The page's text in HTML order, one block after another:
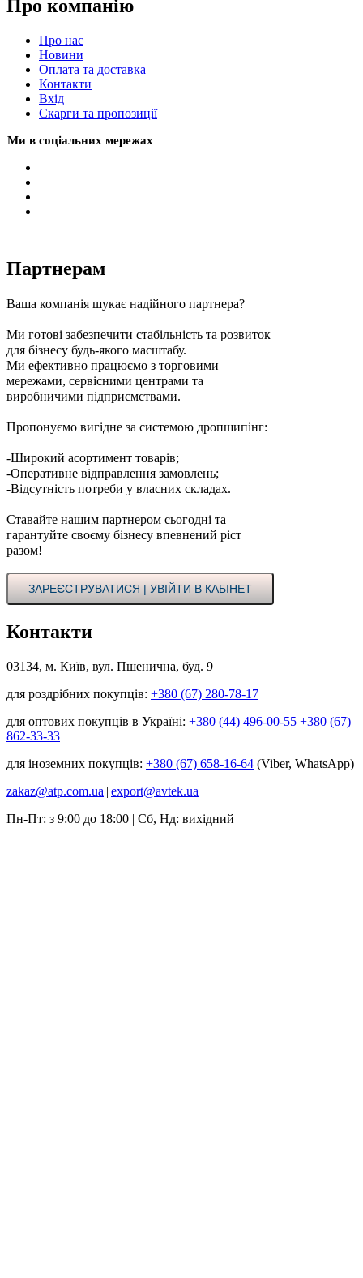
Про компанію
Про нас
Новини
Оплата та доставка
Контакти
Вхiд
Скарги та пропозиції
Ми в соціальних мережах
Партнерам
Ваша компанія шукає надійного партнера?
Ми готові забезпечити стабільність та розвиток
для бізнесу будь-якого масштабу.
Ми ефективно працюємо з торговими
мережами, сервісними центрами та
виробничими підприємствами.
Пропонуємо вигідне за системою дропшипінг:
-Широкий асортимент товарів;
-Оперативне відправлення замовлень;
-Відсутність потреби у власних складах.
Ставайте нашим партнером сьогодні та
гарантуйте своєму бізнесу впевнений ріст
разом!
ЗАРЕЄСТРУВАТИСЯ | УВІЙТИ В КАБІНЕТ
Контакти
03134, м. Київ, вул. Пшенична, буд. 9
для роздрібних покупців: +380 (67) 280-78-17
для оптових покупців в Україні: +380 (44) 496-00-55 +380 (67)
862-33-33
для іноземних покупців: +380 (67) 658-16-64 (Viber, WhatsApp)
zakaz@atp.com.ua | export@avtek.ua
Пн-Пт: з 9:00 до 18:00 | Сб, Нд: вихідний